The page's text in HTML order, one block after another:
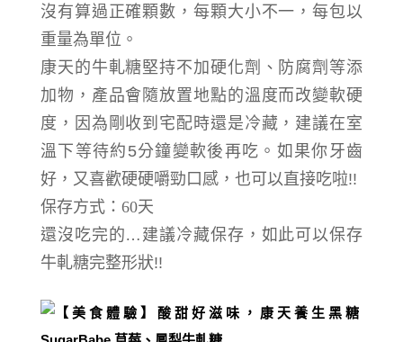
沒有算過正確顆數，每顆大小不一，每包以
重量為單位 。
康天的牛軋糖堅持不加硬化劑、防腐劑等添
加物，產品會隨放置地點的溫度而改變軟硬
度， 因為剛收到宅配時還是冷藏， 建議在室
溫下等待約5分鐘變軟後再吃。如果你牙齒
好，又喜歡硬硬嚼勁口感，也可以直接吃啦!!
保存方式：60天
還沒吃完的…建議冷藏保存，如此可以保存
牛軋糖完整形狀!!